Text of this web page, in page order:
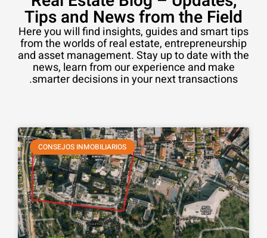
Tips and News from the Field
Here you will find insights, guides and smart tips
from the worlds of real estate, entrepreneurship
and asset management. Stay up to date with the
news, learn from our experience and make
smarter decisions in your next transactions.
CONSEJOS INMOBILIARIOS